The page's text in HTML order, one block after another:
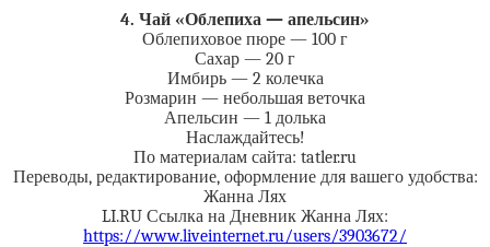
4. Чай «Облепиха — апельсин»
Облепиховое пюре — 100 г
Сахар — 20 г
Имбирь — 2 колечка
Розмарин — небольшая веточка
Апельсин — 1 долька
Наслаждайтесь!
По материалам сайта: tatler.ru
Переводы, редактирование, оформление для вашего удобства:
Жанна Лях
LI.RU Ссылка на Дневник Жанна Лях:
https://www.liveinternet.ru/users/3903672/